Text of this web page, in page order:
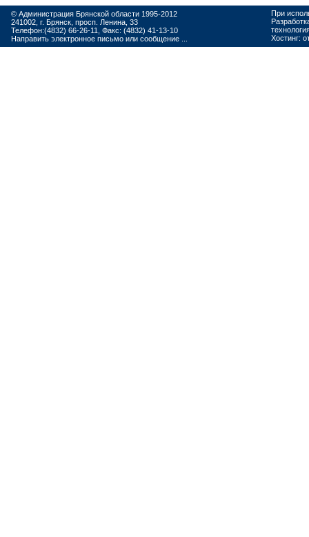
© Администрация Брянской области 1995-2012
241002, г. Брянск, просп. Ленина, 33
Телефон:(4832) 66-26-11, Факс: (4832) 41-13-10
Направить электронное письмо или сообщение ...
При
Хостинг: